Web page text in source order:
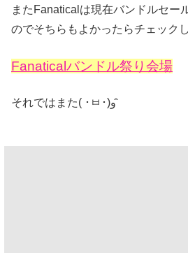
またFanaticalは現在バンドルセー
のでそちらもよかったらチェック
Fanaticalバンドル祭り会場
それではまた( ･ㅂ･)و ̑̑